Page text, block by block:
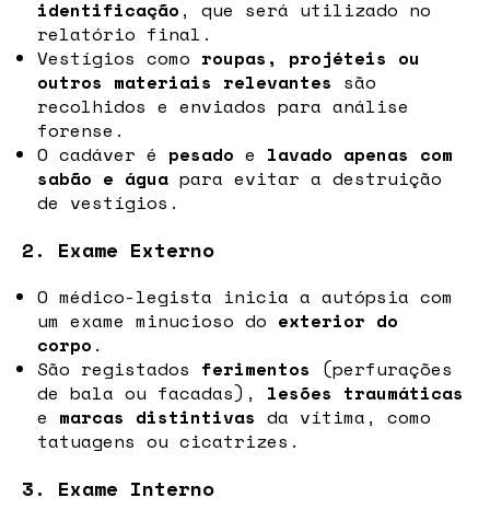
identificação , que será utilizado no
relatório final.
Vestígios como roupas, projéteis ou
outros materiais relevantes são
recolhidos e enviados para análise
forense.
O cadáver é pesado e lavado apenas com
sabão e água para evitar a destruição
de vestígios.
2. Exame Externo
O médico-legista inicia a autópsia com
um exame minucioso do exterior do
corpo .
São registados ferimentos (perfurações
de bala ou facadas), lesões traumáticas
e marcas distintivas da vítima, como
tatuagens ou cicatrizes.
3. Exame Interno